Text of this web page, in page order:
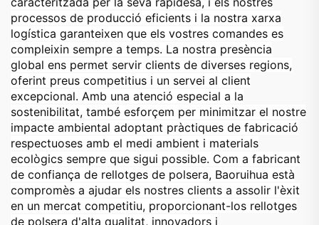
processos de producció eficients i la nostra xarxa
logística garanteixen que els vostres comandes es
compleixin sempre a temps. La nostra presència
global ens permet servir clients de diverses regions,
oferint preus competitius i un servei al client
excepcional. Amb una atenció especial a la
sostenibilitat, també esforçem per minimitzar el nostre
impacte ambiental adoptant pràctiques de fabricació
respectuoses amb el medi ambient i materials
ecològics sempre que sigui possible. Com a fabricant
de confiança de rellotges de polsera, Baoruihua està
compromès a ajudar els nostres clients a assolir l'èxit
en un mercat competitiu, proporcionant-los rellotges
de polsera d'alta qualitat, innovadors i